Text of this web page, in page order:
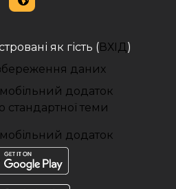
як гість (ВХІД )
даних
додаток
стандартної теми
додаток